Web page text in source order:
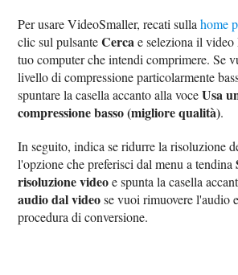
Per usare VideoSmaller, recati sullahome
clic sul pulsanteCercae seleziona il video
tuo computer che intendi comprimere. Se
livello di compressione particolarmente
spuntare la casella accanto alla voceUsa
compressione basso (migliore qualità).
In seguito, indica se ridurre la risoluzione
l'opzione che preferisci dal menu a tendina
risoluzione videoe spunta la casella
audio dal videose vuoi rimuovere l'audio
procedura di conversione.